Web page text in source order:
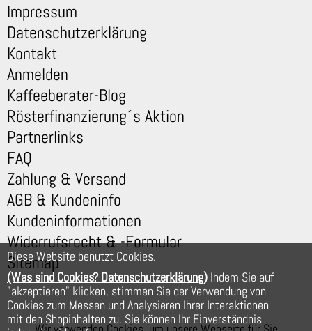
Diese Website benutzt Cookies.
(Was sind Cookies? Datenschutzerklärung) Indem Sie auf
"akzeptieren" klicken, stimmen Sie der Verwendung von
Cookies zum Messen und Analysieren Ihrer Interaktionen
mit den Shopinhalten zu. Sie können Ihr Einverständnis
Impressum
Datenschutzerklärung
Kontakt
Anmelden
Kaffeeberater-Blog
Rösterfinanzierung´s Aktion
Partnerlinks
FAQ
Zahlung & Versand
AGB & Kundeninfo
Kundeninformationen
Widerrufsrecht & -Formular
Sitemap